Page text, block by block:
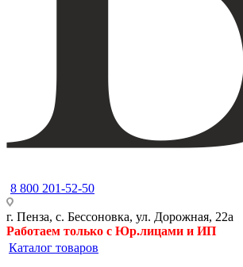
8 800 201-52-50
г. Пенза, с. Бессоновка, ул. Дорожная, 22а
Работаем только с Юр.лицами и ИП
Каталог товаров